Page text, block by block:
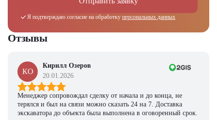
Я подтверждаю согласие на обработку персональных данных
Отзывы
КО
Кирилл Озеров
20.01.2026
Менеджер сопровождал сделку от начала и до конца, не
терялся и был на связи можно сказать 24 на 7. Доставка
экскаватора до объекта была выполнена в оговоренный срок.